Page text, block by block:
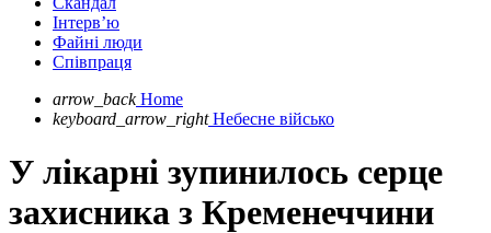
Інтерв’ю
Файні люди
Співпраця
arrow_back Home
keyboard_arrow_right Небесне військо
У лікарні зупинилось серце
захисника з Кременеччини